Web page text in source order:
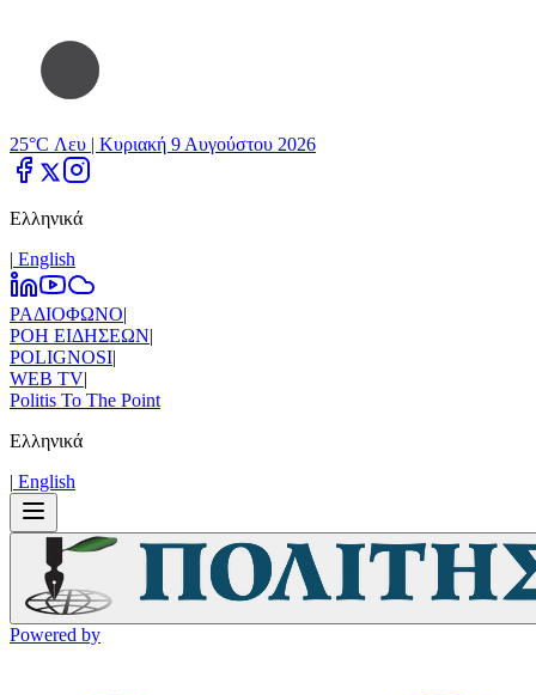
25°C Λευ | Κυριακή 9 Αυγούστου 2026
Ελληνικά
| Εnglish
ΡΑΔΙΟΦΩΝΟ|
ΡΟΗ ΕΙΔΗΣΕΩΝ|
POLIGNOSI|
WEB TV|
Politis To The Point
Ελληνικά
| Εnglish
Powered by